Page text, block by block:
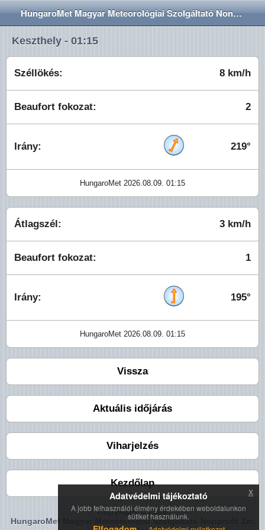
HungaroMet Magyar Meteorológiai Szolgáltató Nonprofit Zrt.
Keszthely - 01:15
Széllökés: 8 km/h
Beaufort fokozat: 2
Irány: 219°
HungaroMet 2026.08.09. 01:15
Átlagszél: 3 km/h
Beaufort fokozat: 1
Irány: 195°
HungaroMet 2026.08.09. 01:15
Vissza
Aktuális időjárás
Viharjelzés
Kezdőlap
Copyright © 2026
HungaroMet Magyar Meteorológiai Szolgáltató Nonprofit Zrt.
Adatvédelmi tájékoztató
A jobb felhasználói élmény érdekében weboldalunkon
sütiket használunk.
x